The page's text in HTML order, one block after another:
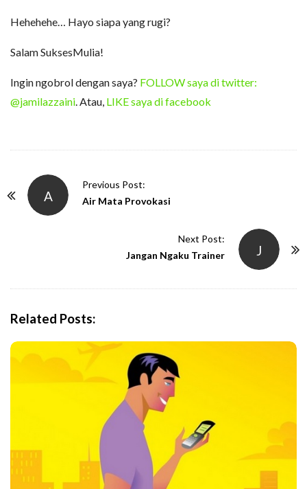
Hehehehe… Hayo siapa yang rugi?
Salam SuksesMulia!
Ingin ngobrol dengan saya? FOLLOW saya di twitter:
@jamilazzaini. Atau, LIKE saya di facebook
A
Previous Post:
Air Mata Provokasi
J
Next Post:
Jangan Ngaku Trainer
Related Posts: